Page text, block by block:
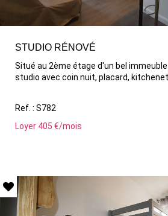
STUDIO RÉNOVÉ
Situé au 2ème étage d'un bel
studio avec coin nuit, placard,
Ref. : S782
Loyer 405 €/mois